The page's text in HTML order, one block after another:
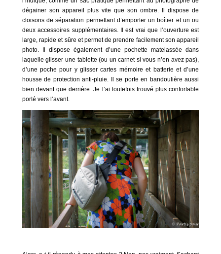
dégainer son appareil plus vite que son ombre. Il dispose de
cloisons de séparation permettant d’emporter un boîtier et un ou
deux accessoires supplémentaires. Il est vrai que l’ouverture est
large, rapide et sûre et permet de prendre facilement son appareil
photo. Il dispose également d’une pochette matelassée dans
laquelle glisser une tablette (ou un carnet si vous n’en avez pas),
d’une poche pour y glisser cartes mémoire et batterie et d’une
housse de protection anti-pluie. Il se porte en bandoulière aussi
bien devant que derrière. Je l’ai toutefois trouvé plus confortable
porté vers l’avant.